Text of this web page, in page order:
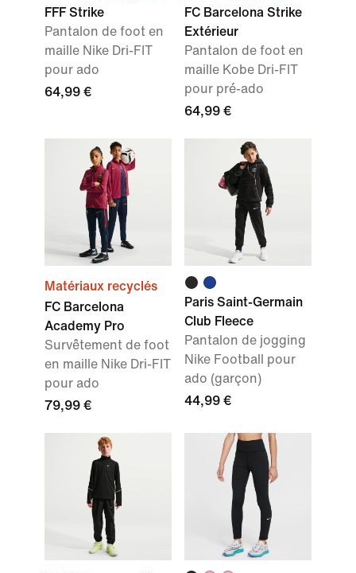
FFF Strike
Pantalon de foot en
maille Nike Dri-FIT
pour ado
64,99 €
FC Barcelona Strike
Extérieur
Pantalon de foot en
maille Kobe Dri-FIT
pour pré-ado
64,99 €
Matériaux recyclés
FC Barcelona
Academy Pro
Survêtement de foot
en maille Nike Dri-FIT
pour ado
79,99 €
Paris Saint-Germain
Club Fleece
Pantalon de jogging
Nike Football pour
ado (garçon)
44,99 €